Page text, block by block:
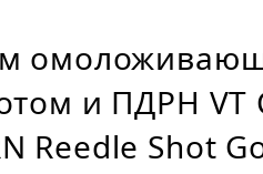
и ПДРН VT
Reedle Shot